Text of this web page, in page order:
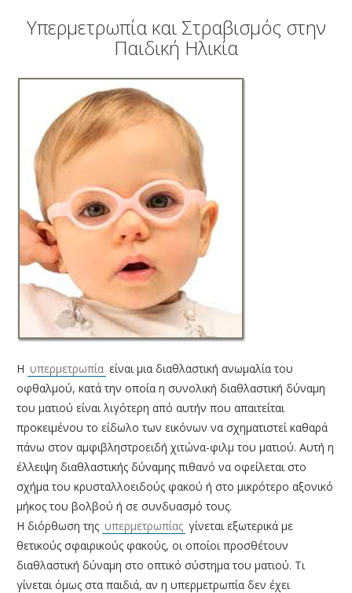
ΤΜΗΜΑ ΚΕΡΑΤΟΕΙΔΟΥΣ & ΜΕΤΑΜΟΣΧΕΥΣΕΩΝ
ΤΜΗΜΑ ΟΦΘΑΛΜΟΛΟΓΙΚΟΥ CHECK UP
ΤΜΗΜΑ ΕΚΠΑΙΔΕΥΣΗΣ & ΕΡΕΥΝΑΣ
ΠΑΘΗΣΕΙΣ
ΣΥΓΧΡΟΝΟΣ ΕΞΟΠΛΙΣΜΟΣ
ΓΙΑΤΡΟΙ
BLOG
ΕΠΙΚΟΙΝΩΝΙΑ
Υπερμετρωπία και Στραβισμός στην
Παιδική Ηλικία
Η υπερμετρωπία είναι μια διαθλαστική ανωμαλία του
οφθαλμού, κατά την οποία η συνολική διαθλαστική δύναμη
του ματιού είναι λιγότερη από αυτήν που απαιτείται
προκειμένου το είδωλο των εικόνων να σχηματιστεί καθαρά
πάνω στον αμφιβληστροειδή χιτώνα-φιλμ του ματιού. Αυτή η
έλλειψη διαθλαστικής δύναμης πιθανό να οφείλεται στο
σχήμα του κρυσταλλοειδούς φακού ή στο μικρότερο αξονικό
μήκος του βολβού ή σε συνδυασμό τους.
Η διόρθωση της υπερμετρωπίας γίνεται εξωτερικά με
θετικούς σφαιρικούς φακούς, οι οποίοι προσθέτουν
διαθλαστική δύναμη στο οπτικό σύστημα του ματιού. Τι
γίνεται όμως στα παιδιά, αν η υπερμετρωπία δεν έχει